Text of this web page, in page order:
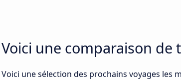
Voici une comparaison de
Voici une sélection des prochains voyages les